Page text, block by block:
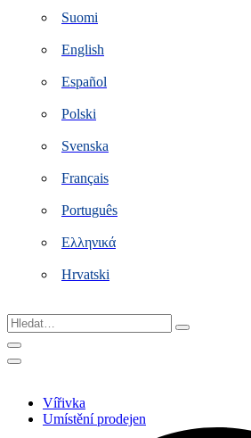
Suomi
English
Español
Polski
Svenska
Français
Português
Ελληνικά
Hrvatski
Hledat…
Vířivka
Umístění prodejen